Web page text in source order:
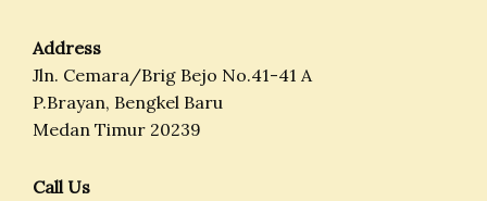
Address
Jln. Cemara/Brig Bejo No.41-41 A
P.Brayan, Bengkel Baru
Medan Timur 20239
Call Us